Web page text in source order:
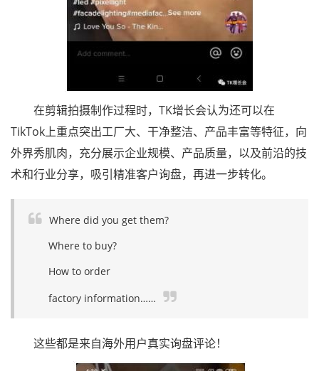
在剪辑拍摄制作过程时，TK增长会认为还可以在
TikTok上重点突出工厂大、干净整洁、产品丰富等特征，向
外界秀肌肉，充分展示企业规模、产品质量，以及前沿的技
术和行业分享，吸引精准客户询盘，再进一步转化。
Where did you get them?
Where to buy?
How to order
factory information……
这些都是来自海外用户真实询盘评论！